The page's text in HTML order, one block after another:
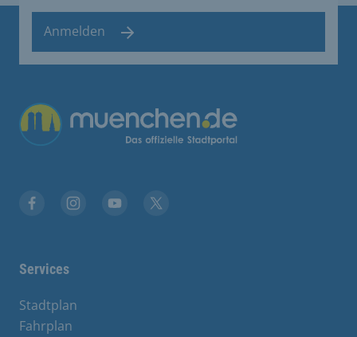
Anmelden
Übergreifende Links
Services
Stadtplan
Fahrplan